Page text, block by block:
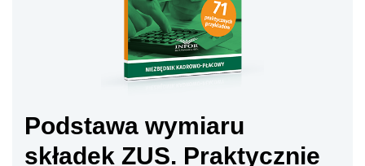
Podstawa wymiaru
składek ZUS. Praktycznie